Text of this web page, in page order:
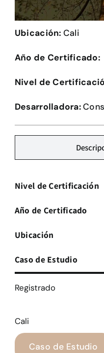
Herramientas
Credenciales
Plataforma CASA
Ubicación: Cali
Año de Certificado:
Nivel de
Desarrolladora:
Nivel de Certificación
Año de Certificado
Ubicación
Caso de Estudio
Registrado
Cali
Caso de Estudio